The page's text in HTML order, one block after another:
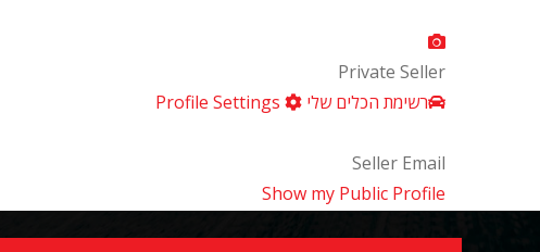
Private Seller
רשימת הכלים שלי
Seller Email
Show my Public Profile